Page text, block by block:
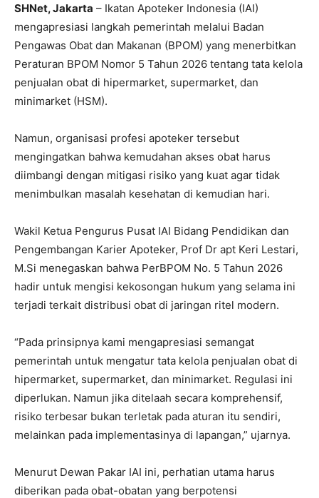
SHNet, Jakarta – Ikatan Apoteker Indonesia (IAI)
mengapresiasi langkah pemerintah melalui Badan
Pengawas Obat dan Makanan (BPOM) yang menerbitkan
Peraturan BPOM Nomor 5 Tahun 2026 tentang tata kelola
penjualan obat di hipermarket, supermarket, dan
minimarket (HSM).
Namun, organisasi profesi apoteker tersebut
mengingatkan bahwa kemudahan akses obat harus
diimbangi dengan mitigasi risiko yang kuat agar tidak
menimbulkan masalah kesehatan di kemudian hari.
Wakil Ketua Pengurus Pusat IAI Bidang Pendidikan dan
Pengembangan Karier Apoteker, Prof Dr apt Keri Lestari,
M.Si menegaskan bahwa PerBPOM No. 5 Tahun 2026
hadir untuk mengisi kekosongan hukum yang selama ini
terjadi terkait distribusi obat di jaringan ritel modern.
“Pada prinsipnya kami mengapresiasi semangat
pemerintah untuk mengatur tata kelola penjualan obat di
hipermarket, supermarket, dan minimarket. Regulasi ini
diperlukan. Namun jika ditelaah secara komprehensif,
risiko terbesar bukan terletak pada aturan itu sendiri,
melainkan pada implementasinya di lapangan,” ujarnya.
Menurut Dewan Pakar IAI ini, perhatian utama harus
diberikan pada obat-obatan yang berpotensi